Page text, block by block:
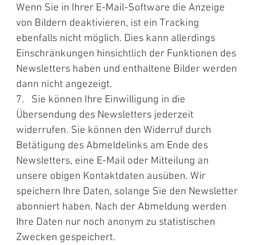
Wenn Sie in Ihrer E-Mail-Software die Anzeige
von Bildern deaktivieren, ist ein Tracking
ebenfalls nicht möglich. Dies kann allerdings
Einschränkungen hinsichtlich der Funktionen des
Newsletters haben und enthaltene Bilder werden
dann nicht angezeigt.
7. Sie können Ihre Einwilligung in die
Übersendung des Newsletters jederzeit
widerrufen. Sie können den Widerruf durch
Betätigung des Abmeldelinks am Ende des
Newsletters, eine E-Mail oder Mitteilung an
unsere obigen Kontaktdaten ausüben. Wir
speichern Ihre Daten, solange Sie den Newsletter
abonniert haben. Nach der Abmeldung werden
Ihre Daten nur noch anonym zu statistischen
Zwecken gespeichert.